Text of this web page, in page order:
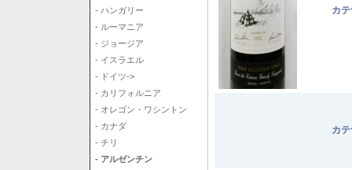
- ハンガリー
- ルーマニア
- ジョージア
- イスラエル
- ドイツ->
- カリフォルニア
- オレゴン・ワシントン
- カナダ
- チリ
- アルゼンチン
カ
カ